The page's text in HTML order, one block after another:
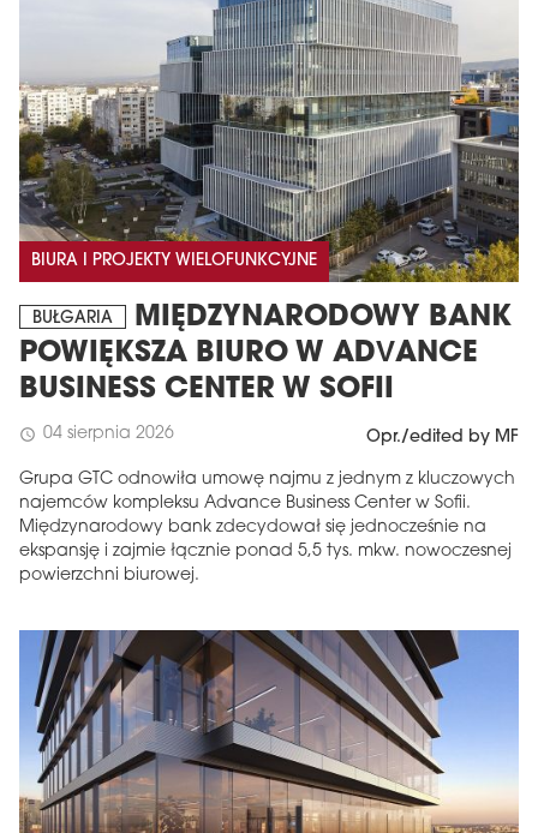
BIURA I PROJEKTY WIELOFUNKCYJNE
BUŁGARIA
MIĘDZYNARODOWY BANK
POWIĘKSZA BIURO W ADVANCE
BUSINESS CENTER W SOFII
schedule 04 sierpnia 2026 Opr./edited by MF
Grupa GTC odnowiła umowę najmu z jednym z kluczowych
najemców kompleksu Advance Business Center w Sofii.
Międzynarodowy bank zdecydował się jednocześnie na
ekspansję i zajmie łącznie ponad 5,5 tys. mkw. nowoczesnej
powierzchni biurowej.